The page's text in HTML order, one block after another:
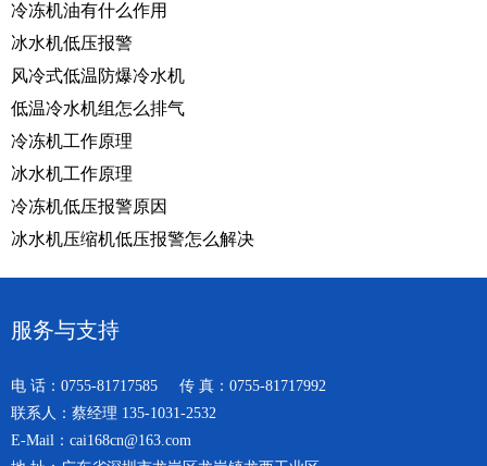
冷冻机油有什么作用
冰水机低压报警
风冷式低温防爆冷水机
低温冷水机组怎么排气
冷冻机工作原理
冰水机工作原理
冷冻机低压报警原因
冰水机压缩机低压报警怎么解决
服务与支持
电 话：0755-81717585 传 真：0755-81717992
联系人：蔡经理 135-1031-2532
E-Mail：cai168cn@163.com